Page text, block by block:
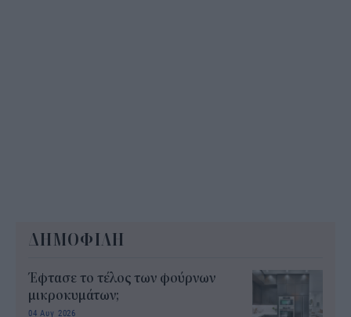
ΔΗΜΟΦΙΛΗ
Έφτασε το τέλος των φούρνων
μικροκυμάτων;
04 Αυγ 2026